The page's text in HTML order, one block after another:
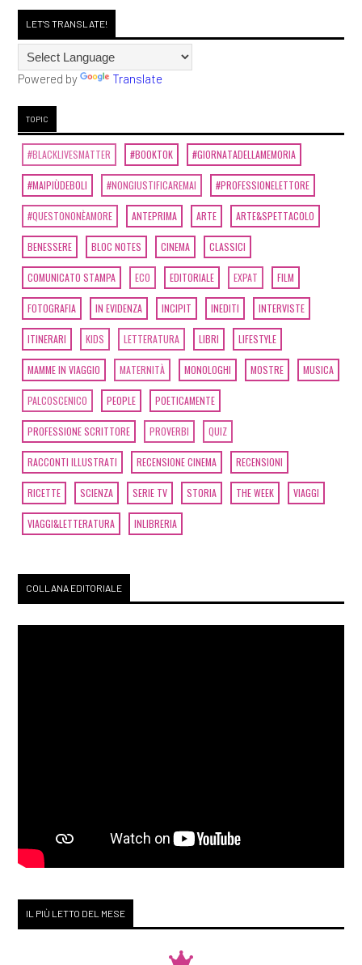
LET'S TRANSLATE!
Powered by Translate
TOPIC
#BLACKLIVESMATTER #BOOKTOK #GIORNATADELLAMEMORIA
#MAIPIÙDEBOLI #NONGIUSTIFICAREMAI #PROFESSIONELETTORE
#QUESTONONÈAMORE ANTEPRIMA ARTE ARTE&SPETTACOLO
BENESSERE BLOC NOTES CINEMA CLASSICI
COMUNICATO STAMPA ECO EDITORIALE EXPAT FILM
FOTOGRAFIA IN EVIDENZA INCIPIT INEDITI INTERVISTE
ITINERARI KIDS LETTERATURA LIBRI LIFESTYLE
MAMME IN VIAGGIO MATERNITÀ MONOLOGHI MOSTRE MUSICA
PALCOSCENICO PEOPLE POETICAMENTE
PROFESSIONE SCRITTORE PROVERBI QUIZ
RACCONTI ILLUSTRATI RECENSIONE CINEMA RECENSIONI
RICETTE SCIENZA SERIE TV STORIA THE WEEK VIAGGI
VIAGGI&LETTERATURA INLIBRERIA
COLLANA EDITORIALE
IL PIÙ LETTO DEL MESE